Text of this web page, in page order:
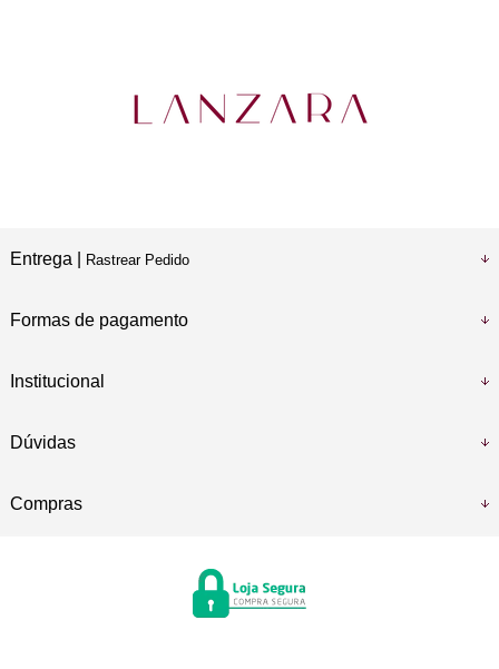
Entrega | Rastrear Pedido
Formas de pagamento
Institucional
Dúvidas
Compras